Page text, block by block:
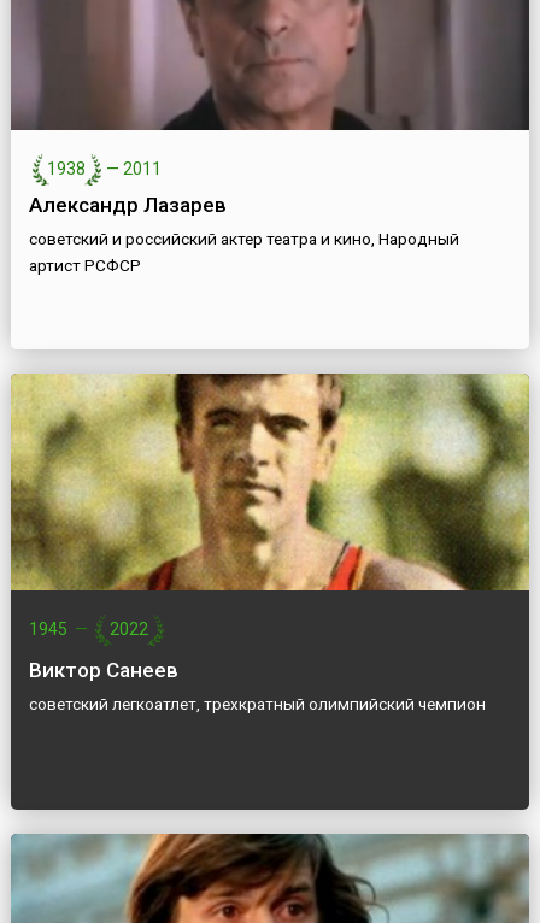
1938 — 2011
Александр Лазарев
советский и российский актер театра и кино, Народный
артист РСФСР
1945 — 2022
Виктор Санеев
советский легкоатлет, трехкратный олимпийский чемпион